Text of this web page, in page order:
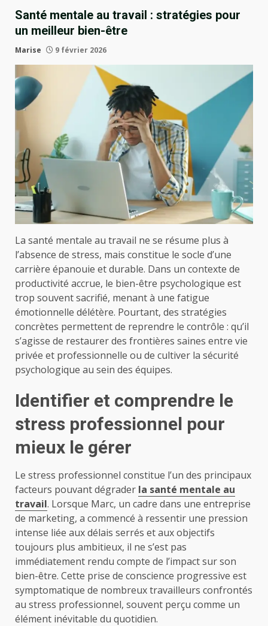
Santé mentale au travail : stratégies pour
un meilleur bien-être
Marise 9 février 2026
La santé mentale au travail ne se résume plus à
l’absence de stress, mais constitue le socle d’une
carrière épanouie et durable. Dans un contexte de
productivité accrue, le bien-être psychologique est
trop souvent sacrifié, menant à une fatigue
émotionnelle délétère. Pourtant, des stratégies
concrètes permettent de reprendre le contrôle : qu’il
s’agisse de restaurer des frontières saines entre vie
privée et professionnelle ou de cultiver la sécurité
psychologique au sein des équipes.
Identifier et comprendre le
stress professionnel pour
mieux le gérer
Le stress professionnel constitue l’un des principaux
facteurs pouvant dégrader la santé mentale au
travail. Lorsque Marc, un cadre dans une entreprise
de marketing, a commencé à ressentir une pression
intense liée aux délais serrés et aux objectifs
toujours plus ambitieux, il ne s’est pas
immédiatement rendu compte de l’impact sur son
bien-être. Cette prise de conscience progressive est
symptomatique de nombreux travailleurs confrontés
au stress professionnel, souvent perçu comme un
élément inévitable du quotidien.